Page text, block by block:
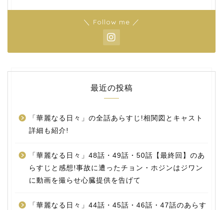
＼ Follow me ／
最近の投稿
「華麗なる日々」の全話あらすじ!相関図とキャスト
詳細も紹介!
「華麗なる日々」48話・49話・50話【最終回】のあ
らすじと感想!事故に遭ったチョン・ホジンはジワン
に動画を撮らせ心臓提供を告げて
「華麗なる日々」44話・45話・46話・47話のあらす